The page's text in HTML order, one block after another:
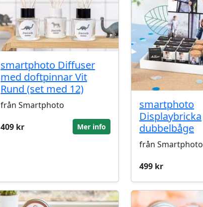
smartphoto Diffuser
med doftpinnar Vit
Rund (set med 12)
från Smartphoto
409 kr
Mer info
smartphoto
Displaybricka
dubbelbåge
från Smartphoto
499 kr